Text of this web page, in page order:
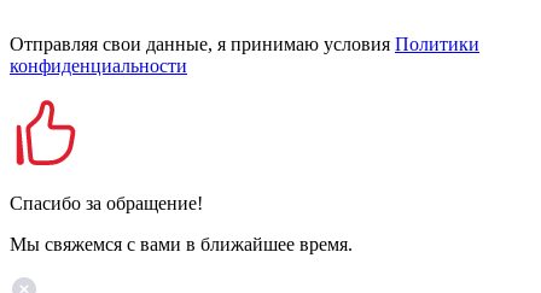
Отправляя свои данные, я принимаю условия Политики
конфиденциальности
Спасибо за обращение!
Мы свяжемся с вами в ближайшее время.